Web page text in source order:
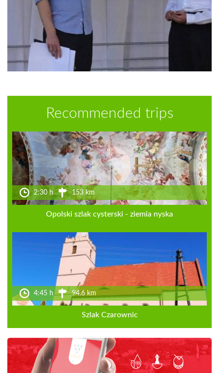
Recommended trips
2:30 h 153 km
Opolski szlak cysterski - ziemia nyska
4:45 h 94.6 km
Szlak Czarownic